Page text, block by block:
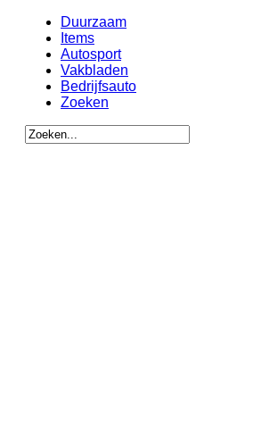
Duurzaam
Items
Autosport
Vakbladen
Bedrijfsauto
Zoeken